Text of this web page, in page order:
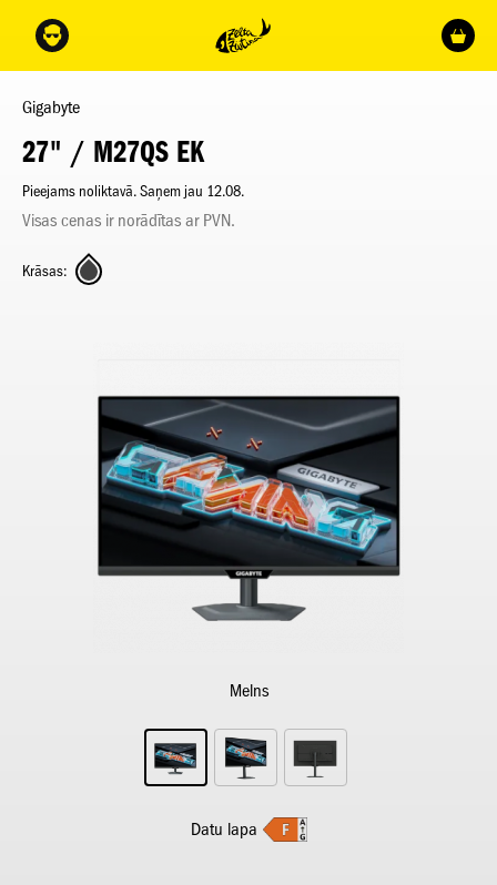
Gigabyte
27" / M27QS EK
Pieejams noliktavā. Saņem jau 12.08.
Visas cenas ir norādītas ar PVN.
Krāsas:
Melns
Datu lapa